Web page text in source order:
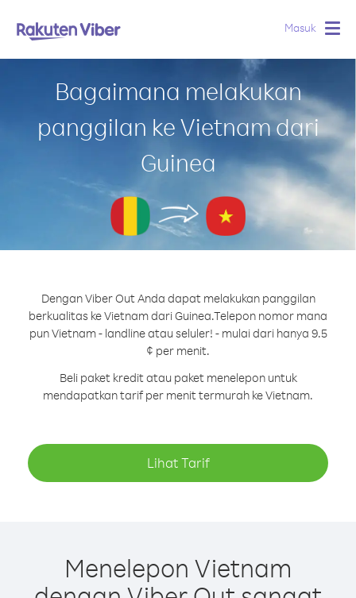
Masuk
Bagaimana melakukan
panggilan ke Vietnam dari
Guinea
Dengan Viber Out Anda dapat melakukan panggilan
berkualitas ke Vietnam dari Guinea.Telepon nomor mana
pun Vietnam - landline atau seluler! - mulai dari hanya 9.5
¢ per menit.
Beli paket kredit atau paket menelepon untuk
mendapatkan tarif per menit termurah ke Vietnam.
Lihat Tarif
Menelepon Vietnam